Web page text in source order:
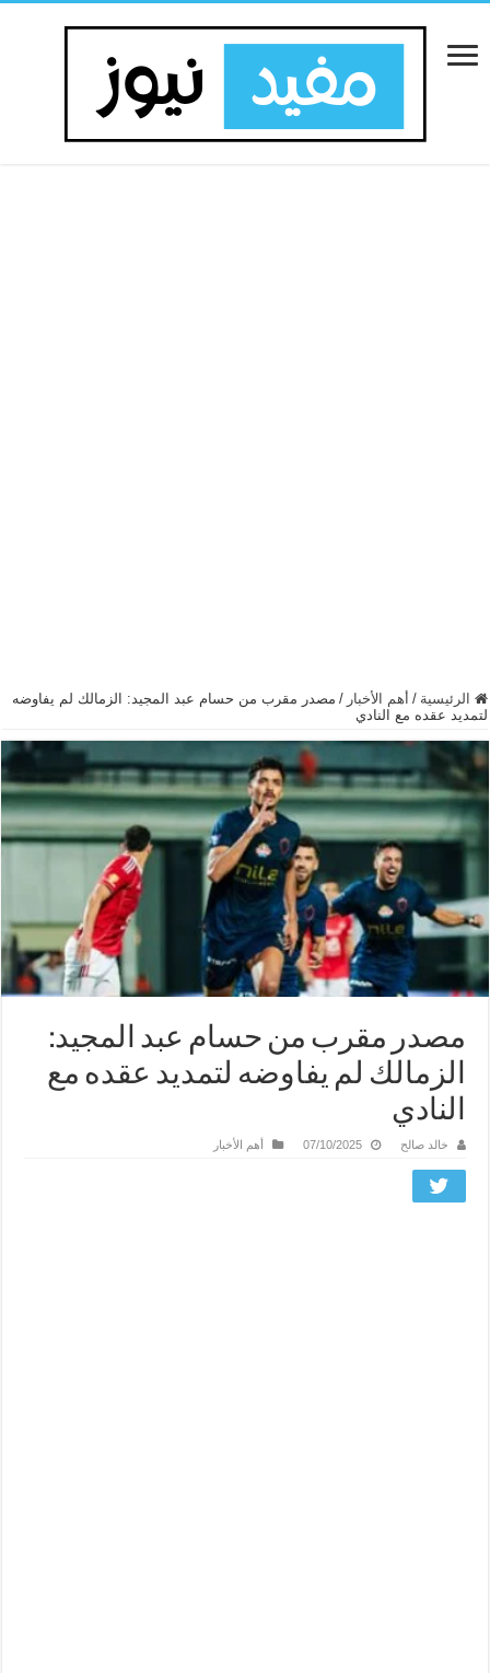
الرئيسية / أهم الأخبار / مصدر مقرب من حسام عبد المجيد: الزمالك لم يفاوضه
لتمديد عقده مع النادي
مصدر مقرب من حسام عبد المجيد:
الزمالك لم يفاوضه لتمديد عقده مع
النادي
خالد صالح 07/10/2025 أهم الأخبار